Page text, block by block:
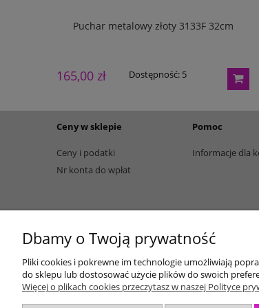
Puchar metalowy złoty 3133F 32cm
165,00 zł Dostępność: 5
Ceny w sklepie
Ceny i podatki
Nr konta do wpłat
Pomoc
Informacje dla
Dbamy o Twoją prywatność
Pliki cookies i pokrewne im technologie umożliwiają
do sklepu lub dostosować użycie plików do swoich
Więcej o plikach cookies przeczytasz w naszej Polityce